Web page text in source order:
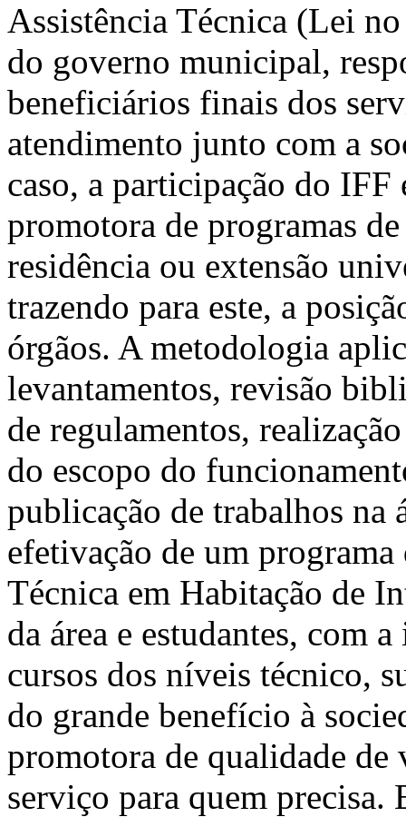
Assistência Técnica (Lei
do governo municipal,
beneficiários finais dos
atendimento junto com a
caso, a participação do IFF
promotora de programas
residência ou extensão
trazendo para este, a
órgãos. A metodologia
levantamentos, revisão
de regulamentos,
do escopo do
publicação de trabalhos na
efetivação de um
Técnica em Habitação de
da área e estudantes, com
cursos dos níveis técnico,
do grande benefício à
promotora de qualidade de
serviço para quem precisa.